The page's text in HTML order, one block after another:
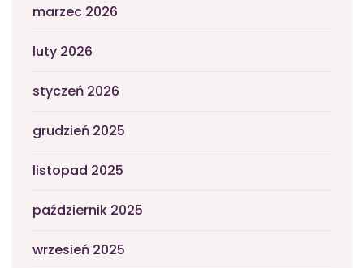
marzec 2026
luty 2026
styczeń 2026
grudzień 2025
listopad 2025
październik 2025
wrzesień 2025